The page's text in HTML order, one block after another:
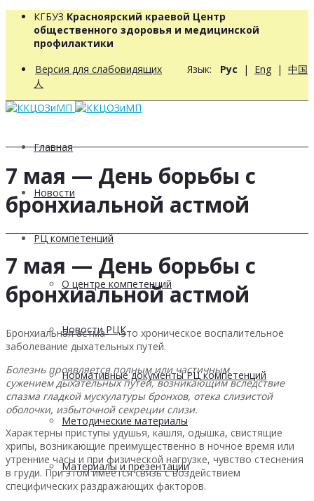
КГБУЗ Красноярский краевой Центр
общественного здоровья и медицинской
профилактики
Версия для слабовидящих Язык: Рус | Eng | 中国
人
Главная
Новости
РЦ компетенций
О центре компетенций
Новости РЦК
Нормативные документы РЦ компетенций
Методические материалы
Материалы и презентации
7 мая — День борьбы с
бронхиальной астмой
7 мая — День борьбы с
бронхиальной астмой
Бронхиальная астма — это хроническое воспалительное
заболевание дыхательных путей.
Болезнь проявляется полным или частичным
сужением дыхательных путей, возникающим вследствие
спазма гладкой мускулатуры бронхов, отека слизистой
оболочки, избыточной секреции слизи.
Характерны приступы удушья, кашля, одышка, свистящие
хрипы, возникающие преимущественно в ночное время или
утренние часы и при физической нагрузке, чувство стеснения
в груди. При этом имеется связь с воздействием
специфических раздражающих факторов.